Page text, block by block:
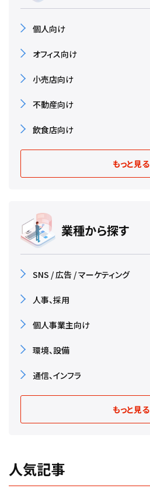
個人向け
オフィス向け
小売店向け
不動産向け
飲食店向け
もっと見る
業種から探す
SNS / 広告 / マーケティング
人事、採用
個人事業主向け
環境、設備
通信、インフラ
もっと見る
人気記事